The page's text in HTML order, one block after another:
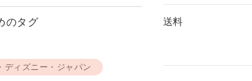
送料
のタグ
ディズニー・ジャパン